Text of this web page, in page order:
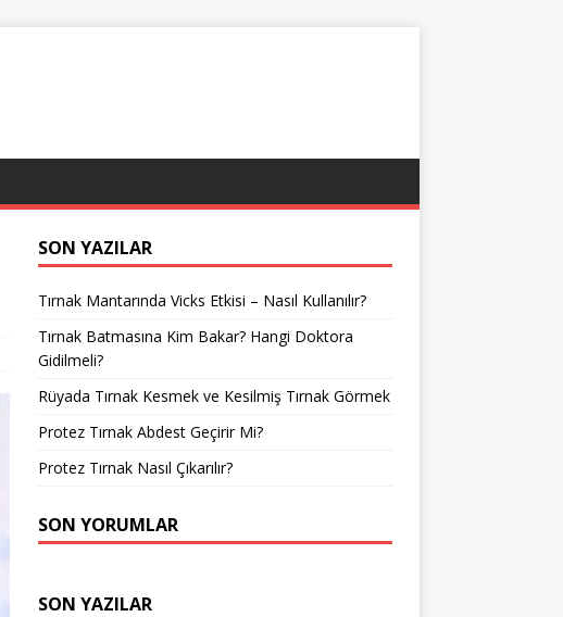
SON YAZILAR
Tırnak Mantarında Vicks Etkisi – Nasıl Kullanılır?
Tırnak Batmasına Kim Bakar? Hangi Doktora
Gidilmeli?
Rüyada Tırnak Kesmek ve Kesilmiş Tırnak Görmek
Protez Tırnak Abdest Geçirir Mi?
Protez Tırnak Nasıl Çıkarılır?
SON YORUMLAR
SON YAZILAR